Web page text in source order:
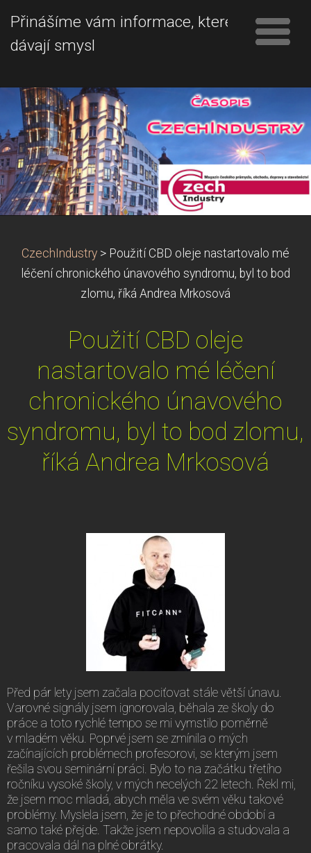
Přinášíme vám informace, které
dávají smysl
CzechIndustry > Použití CBD oleje nastartovalo mé
léčení chronického únavového syndromu, byl to bod
zlomu, říká Andrea Mrkosová
Použití CBD oleje
nastartovalo mé léčení
chronického únavového
syndromu, byl to bod zlomu,
říká Andrea Mrkosová
Před pár lety jsem začala pociťovat stále větší únavu.
Varovné signály jsem ignorovala, běhala ze školy do
práce a toto rychlé tempo se mi vymstilo poměrně
v mladém věku. Poprvé jsem se zmínila o mých
začínajících problémech profesorovi, se kterým jsem
řešila svou seminární práci. Bylo to na začátku třetího
ročníku vysoké školy, v mých necelých 22 letech. Řekl mi,
že jsem moc mladá, abych měla ve svém věku takové
problémy. Myslela jsem, že je to přechodné období a
samo také přejde. Takže jsem nepovolila a studovala a
pracovala dál na plné obrátky.